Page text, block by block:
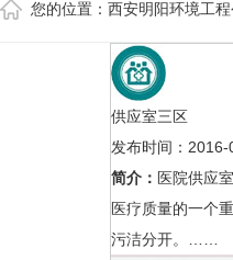
您的位置： 西安明阳环境工程
供应室三区
发布时间：
简介： 医院供应
医疗质量的一个
污洁分开。……